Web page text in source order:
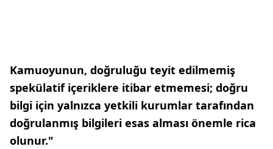
Kamuoyunun, doğruluğu teyit edilmemiş
spekülatif içeriklere itibar etmemesi; doğru
bilgi için yalnızca yetkili kurumlar tarafından
doğrulanmış bilgileri esas alması önemle rica
olunur."